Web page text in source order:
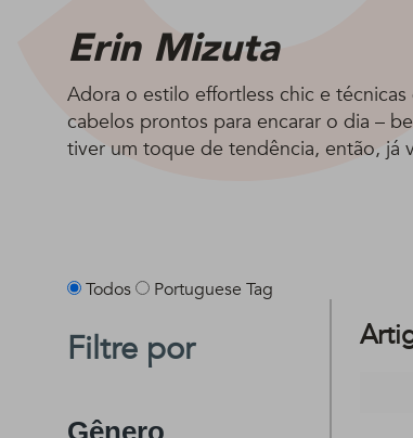
Erin Mizuta
Adora o estilo effortless chic e
cabelos prontos para encarar o dia –
tiver um toque de tendência, então, já
Todos Portuguese Tag
Filtre por
Gênero